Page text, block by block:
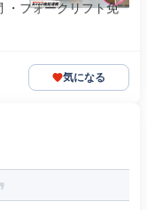
・フォークリフト免
気になる